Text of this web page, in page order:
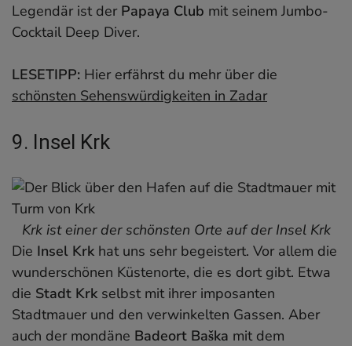
Legendär ist der Papaya Club mit seinem Jumbo-
Cocktail Deep Diver.
LESETIPP: Hier erfährst du mehr über die
schönsten Sehenswürdigkeiten in Zadar
9. Insel Krk
Krk ist einer der schönsten Orte auf der Insel Krk
Die Insel Krk hat uns sehr begeistert. Vor allem die
wunderschönen Küstenorte, die es dort gibt. Etwa
die Stadt Krk selbst mit ihrer imposanten
Stadtmauer und den verwinkelten Gassen. Aber
auch der mondäne Badeort Baška mit dem